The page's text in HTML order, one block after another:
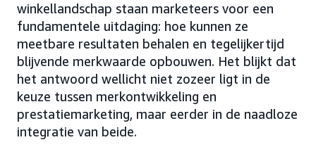
winkellandschap staan marketeers voor een
fundamentele uitdaging: hoe kunnen ze
meetbare resultaten behalen en tegelijkertijd
blijvende merkwaarde opbouwen. Het blijkt dat
het antwoord wellicht niet zozeer ligt in de
keuze tussen merkontwikkeling en
prestatiemarketing, maar eerder in de naadloze
integratie van beide.